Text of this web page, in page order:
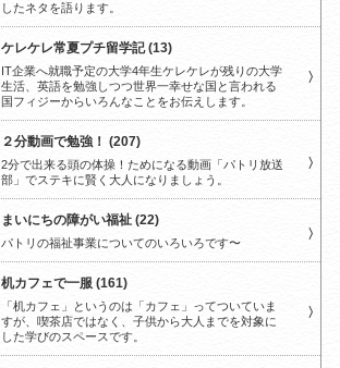
したネタを語ります。
ケレケレ常夏プチ留学記 (13)
IT企業へ就職予定の大学4年生ケレケレが残りの大学
生活、英語を勉強しつつ世界一幸せな国と言われる
国フィジーからいろんなことをお伝えします。
２分動画で勉強！ (207)
2分で出来る頭の体操！ためになる動画「パトリ放送
部」でステキに賢く大人になりましょう。
まいにちの障がい福祉 (22)
パトリの福祉事業についてのいろいろです〜
机カフェで一服 (161)
「机カフェ」というのは「カフェ」ってついていま
すが、喫茶店ではなく、子供から大人までを対象に
した学びのスペースです。